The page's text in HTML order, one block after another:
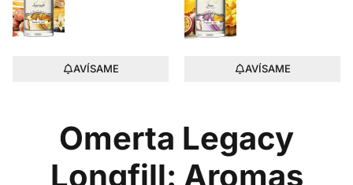
AVÍSAME AVÍSAME
Omerta Legacy
Longfill: Aromas